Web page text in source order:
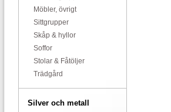
Möbler, övrigt
Sittgrupper
Skåp & hyllor
Soffor
Stolar & Fåtöljer
Trädgård
Silver och metall